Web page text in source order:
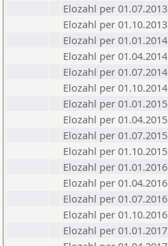
Elozahl per 01.07.2013
Elozahl per 01.10.2013
Elozahl per 01.01.2014
Elozahl per 01.04.2014
Elozahl per 01.07.2014
Elozahl per 01.10.2014
Elozahl per 01.01.2015
Elozahl per 01.04.2015
Elozahl per 01.07.2015
Elozahl per 01.10.2015
Elozahl per 01.01.2016
Elozahl per 01.04.2016
Elozahl per 01.07.2016
Elozahl per 01.10.2016
Elozahl per 01.01.2017